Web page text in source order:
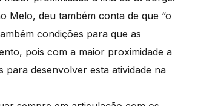
Melo, deu também conta de que “o
condições para que as
pois com a maior proximidade a
desenvolver esta atividade na